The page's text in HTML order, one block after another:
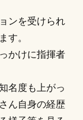
ンを受けられ
す。
かけに指揮者
名度も上がっ
ん自身の経歴